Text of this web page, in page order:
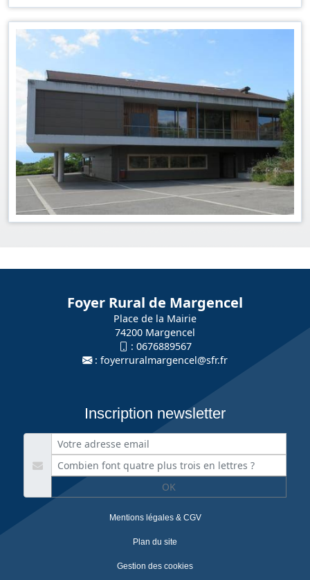
Foyer Rural de Margencel
Place de la Mairie
74200 Margencel
: 0676889567
: foyerruralmargencel@sfr.fr
Inscription newsletter
OK
Mentions légales & CGV
Plan du site
Gestion des cookies